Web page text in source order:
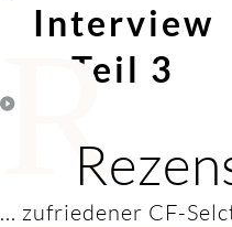
Interview
Teil 3
R
... zufriedener CF-